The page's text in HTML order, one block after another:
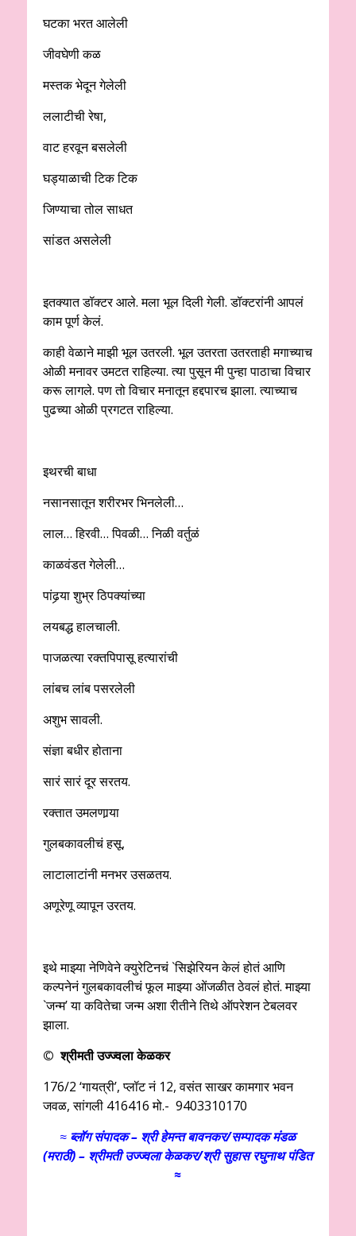
घटका भरत आलेली
जीवघेणी कळ
मस्तक भेदून गेलेली
ललाटीची रेषा,
वाट हरवून बसलेली
घड्याळाची टिक टिक
जिण्याचा तोल साधत
सांडत असलेली
इतक्यात डॉक्टर आले. मला भूल दिली गेली. डॉक्टरांनी आपलं
काम पूर्ण केलं.
काही वेळाने माझी भूल उतरली. भूल उतरता उतरताही मगाच्याच
ओळी मनावर उमटत राहिल्या. त्या पुसून मी पुन्हा पाठाचा विचार
करू लागले. पण तो विचार मनातून हद्दपारच झाला. त्याच्याच
पुढच्या ओळी प्रगटत राहिल्या.
इथरची बाधा
नसानसातून शरीरभर भिनलेली…
लाल… हिरवी… पिवळी… निळी वर्तुळं
काळवंडत गेलेली…
पांढर्‍या शुभ्र ठिपक्यांच्या
लयबद्ध हालचाली.
पाजळत्या रक्तपिपासू हत्यारांची
लांबच लांब पसरलेली
अशुभ सावली.
संज्ञा बधीर होताना
सारं सारं दूर सरतय.
रक्तात उमलणार्‍या
गुलबकावलीचं हसू,
लाटालाटांनी मनभर उसळतय.
अणूरेणू व्यापून उरतय.
इथे माझ्या नेणिवेने क्युरेटिनचं `सिझेरियन केलं होतं आणि
कल्पनेनं गुलबकावलीचं फूल माझ्या ओंजळीत ठेवलं होतं. माझ्या
`जन्म’ या कवितेचा जन्म अशा रीतीने तिथे ऑपरेशन टेबलवर
झाला.
© श्रीमती उज्ज्वला केळकर
176/2 ‘गायत्री’, प्लॉट नं 12, वसंत साखर कामगार भवन
जवळ, सांगली 416416 मो.- 9403310170
≈ ब्लॉग संपादक – श्री हेमन्त बावनकर/सम्पादक मंडळ
(मराठी) – श्रीमती उज्ज्वला केळकर/श्री सुहास रघुनाथ पंडित
≈